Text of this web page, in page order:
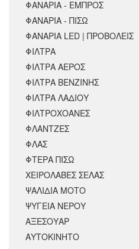
ΦΑΝΑΡΙΑ - ΕΜΠΡΟΣ
ΦΑΝΑΡΙΑ - ΠΙΣΩ
ΦΑΝΑΡΙΑ LED | ΠΡΟΒΟΛΕΙΣ
ΦΙΛΤΡΑ
ΦΙΛΤΡΑ ΑΕΡΟΣ
ΦΙΛΤΡΑ ΒΕΝΖΙΝΗΣ
ΦΙΛΤΡΑ ΛΑΔΙΟΥ
ΦΙΛΤΡΟΧΟΑΝΕΣ
ΦΛΑΝΤΖΕΣ
ΦΛΑΣ
ΦΤΕΡΑ ΠΙΣΩ
ΧΕΙΡΟΛΑΒΕΣ ΣΕΛΑΣ
ΨΑΛΙΔΙΑ ΜΟΤΟ
ΨΥΓΕΙΑ ΝΕΡΟΥ
ΑΞΕΣΟΥΆΡ
ΑΥΤΟΚΙΝΗΤΟ